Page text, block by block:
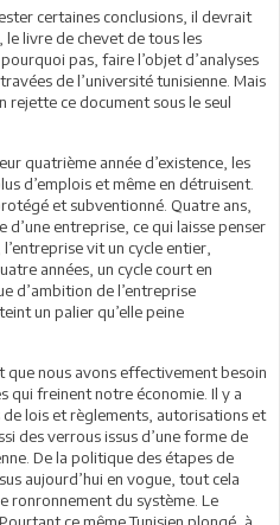
certaines conclusions, il devrait
livre de chevet de tous les
pas, faire l’objet d’analyses
de l’université tunisienne. Mais
rejette ce document sous le seul
quatrième année d’existence, les
d’emplois et même en détruisent.
et subventionné. Quatre ans,
d’une entreprise, ce qui laisse penser
vit un cycle entier,
années, un cycle court en
d’ambition de l’entreprise
un palier qu’elle peine
que nous avons effectivement besoin
qui freinent notre économie. Il y a
lois et règlements, autorisations et
des verrous issus d’une forme de
De la politique des étapes de
aujourd’hui en vogue, tout cela
ronronnement du système. Le